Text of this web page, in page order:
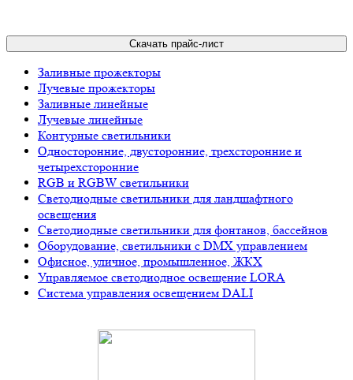
Скачать прайс-лист
Заливные прожекторы
Лучевые прожекторы
Заливные линейные
Лучевые линейные
Контурные светильники
Односторонние, двусторонние, трехсторонние и
четырехсторонние
RGB и RGBW светильники
Светодиодные светильники для ландшафтного
освещения
Светодиодные светильники для фонтанов, бассейнов
Оборудование, светильники с DMX управлением
Офисное, уличное, промышленное, ЖКХ
Управляемое светодиодное освещение LORA
Система управления освещением DALI